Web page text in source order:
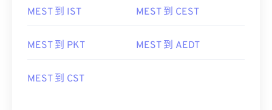
MEST 到 IST MEST 到 CEST
MEST 到 PKT MEST 到 AEDT
MEST 到 CST